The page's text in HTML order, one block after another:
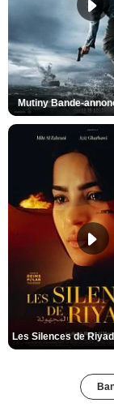
Mutiny Bande-